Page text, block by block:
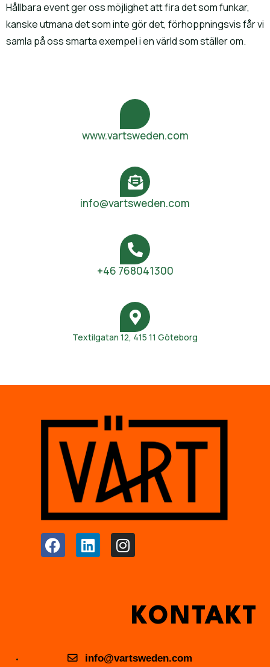
Hållbara event ger oss möjlighet att fira det som funkar,
kanske utmana det som inte gör det, förhoppningsvis får vi
samla på oss smarta exempel i en värld som ställer om.
www.vartsweden.com
info@vartsweden.com
+46 768041300
Textilgatan 12, 415 11 Göteborg
KONTAKT
info@vartsweden.com